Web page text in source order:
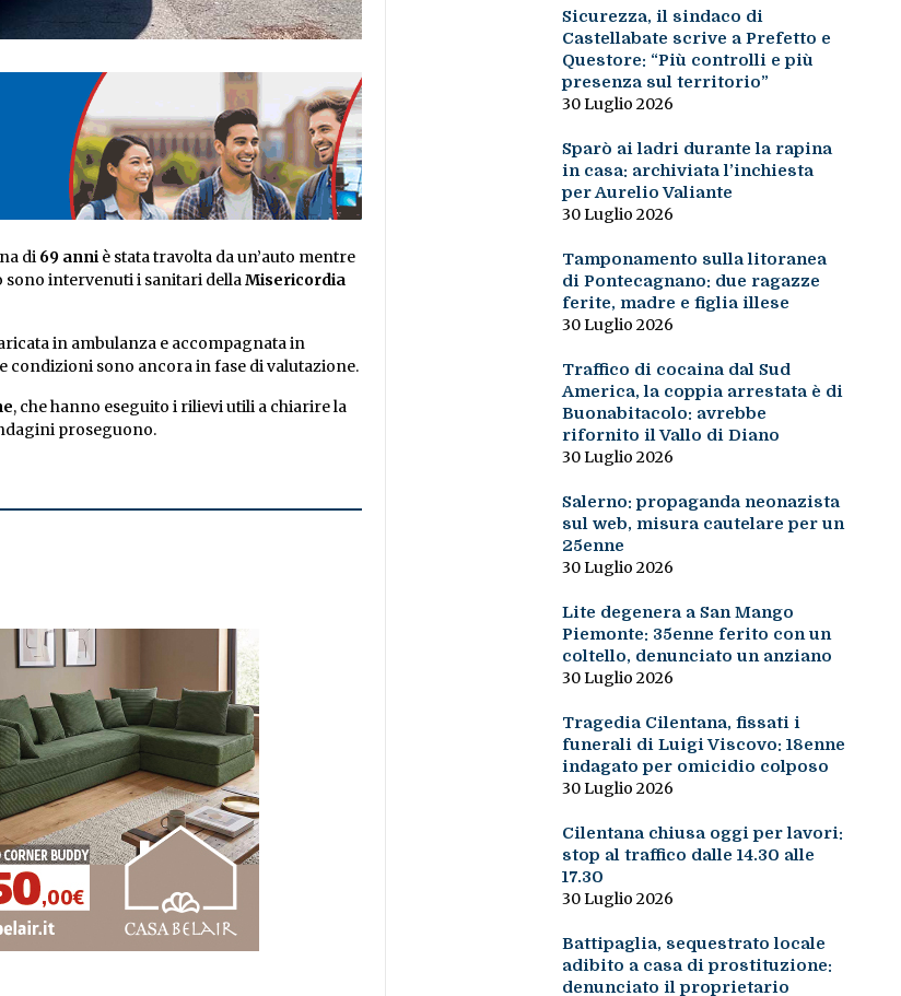
di 69 anni è stata travolta da un’auto mentre
sono intervenuti i sanitari dellaMisericordia
in ambulanza e accompagnata in
condizioni sono ancora in fase di valutazione.
, che hanno eseguito i rilievi utili a chiarire la
proseguono.
Sicurezza, il sindaco di
Castellabate scrive a Prefetto e
Questore: “Più controlli e più
presenza sul territorio”
30 Luglio 2026
Sparò ai ladri durante la rapina
in casa: archiviata l’inchiesta
per Aurelio Valiante
30 Luglio 2026
Tamponamento sulla litoranea
di Pontecagnano: due ragazze
ferite, madre e figlia illese
30 Luglio 2026
Traffico di cocaina dal Sud
America, la coppia arrestata è di
Buonabitacolo: avrebbe
rifornito il Vallo di Diano
30 Luglio 2026
Salerno: propaganda neonazista
sul web, misura cautelare per un
25enne
30 Luglio 2026
Lite degenera a San Mango
Piemonte: 35enne ferito con un
coltello, denunciato un anziano
30 Luglio 2026
Tragedia Cilentana, fissati i
funerali di Luigi Viscovo: 18enne
indagato per omicidio colposo
30 Luglio 2026
Cilentana chiusa oggi per lavori:
stop al traffico dalle 14.30 alle
17.30
30 Luglio 2026
Battipaglia, sequestrato locale
adibito a casa di prostituzione:
denunciato il proprietario